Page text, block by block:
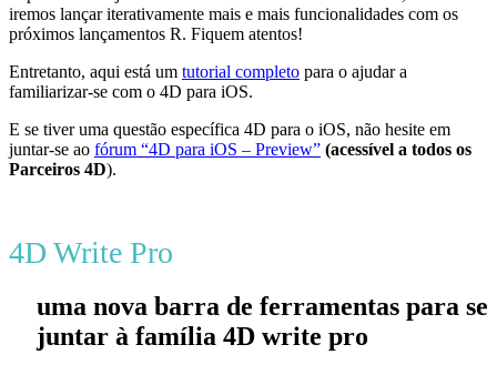
iremos lançar iterativamente mais e mais funcionalidades com os
próximos lançamentos R. Fiquem atentos!
Entretanto, aqui está um tutorial completo para o ajudar a
familiarizar-se com o 4D para iOS.
E se tiver uma questão específica 4D para o iOS, não hesite em
juntar-se ao fórum “4D para iOS – Preview” (acessível a todos os
Parceiros 4D).
4D Write Pro
uma nova barra de ferramentas para se
juntar à família 4D write pro